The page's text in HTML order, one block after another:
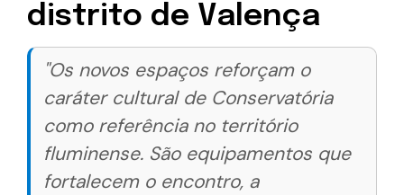
distrito de Valença
"Os novos espaços reforçam o
caráter cultural de Conservatória
como referência no território
fluminense. São equipamentos que
fortalecem o encontro, a